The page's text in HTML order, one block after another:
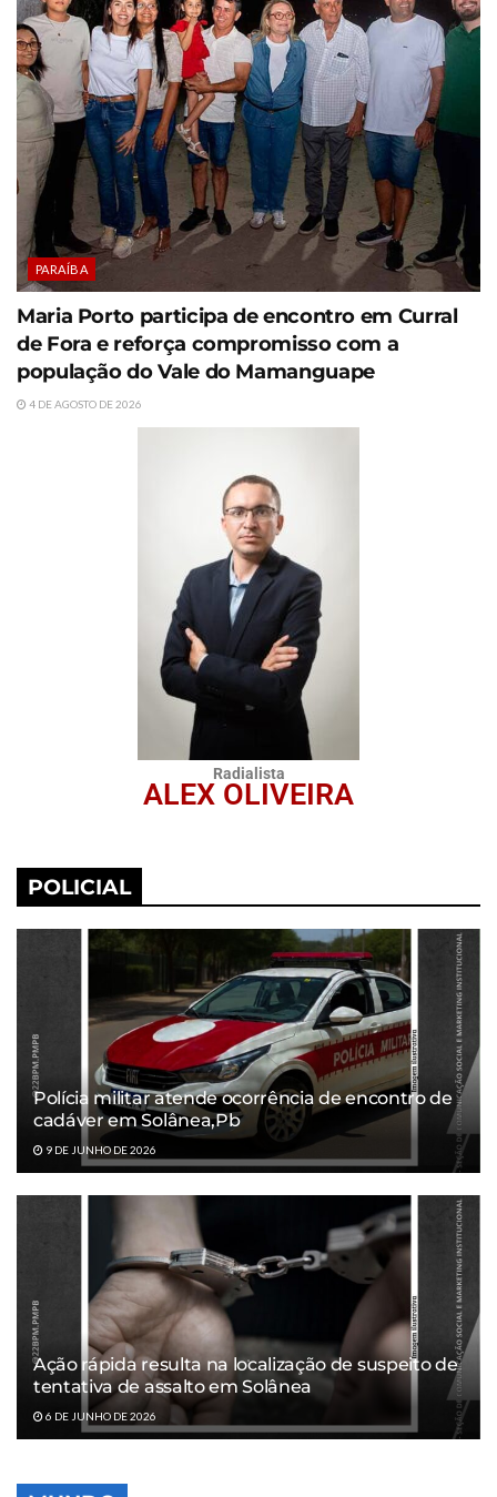
PARAÍBA
Maria Porto participa de encontro em Curral
de Fora e reforça compromisso com a
população do Vale do Mamanguape
4 DE AGOSTO DE 2026
Radialista
ALEX OLIVEIRA
POLICIAL
Polícia militar atende ocorrência de encontro de
cadáver em Solânea,Pb
9 DE JUNHO DE 2026
Ação rápida resulta na localização de suspeito de
tentativa de assalto em Solânea
6 DE JUNHO DE 2026